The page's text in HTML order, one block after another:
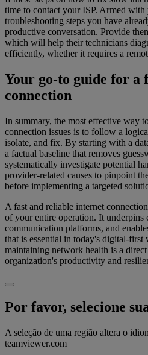
time to contact your ISP. Armed with
troubleshooting steps you have
productive conversation. Provide
which will help their technicians
efficiently, whether it requires a
Your go-to guide for a
connection
In summary, the most effective way
connection issues is to follow a
isolate, and fix. By starting with a
a factual baseline that removes
systematically investigate potential
provider-related causes to pinpoint
before implementing a targeted
A fast and reliable internet
of your entire operation. It
communication platforms, and
that is essential in today's digital-
maintaining network health is a
organization's productivity and
Por favor, selecione
A seleção de uma região altera o
teamviewer.com